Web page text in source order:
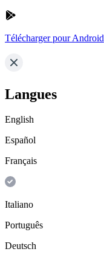
Télécharger pour Android
Langues
English
Español
Français
Italiano
Português
Deutsch